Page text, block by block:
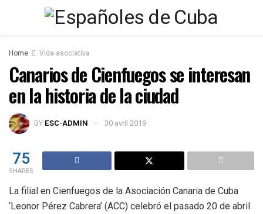
Home Vida asociativa
Canarios de Cienfuegos se interesan
en la historia de la ciudad
BY ESC-ADMIN 30 avril 2019
75
SHARES
La filial en Cienfuegos de la Asociación Canaria de Cuba
‘Leonor Pérez Cabrera’ (ACC) celebró el pasado 20 de abril